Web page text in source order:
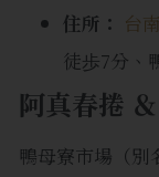
住所： 台
徒歩7分、
阿真春捲
鴨母寮市場（